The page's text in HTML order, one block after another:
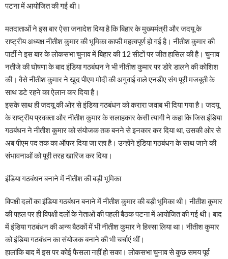
पटना में आयोजित की गई थी।
मतदाताओं ने इस बार ऐसा जनादेश दिया है कि बिहार के मुख्यमंत्री और जदयू के
राष्ट्रीय अध्यक्ष नीतीश कुमार की भूमिका काफी महत्वपूर्ण हो गई है। नीतीश कुमार की
पार्टी ने इस बार के लोकसभा चुनाव में बिहार की 12 सीटों पर जीत हासिल की है। चुनाव
नतीजे की घोषणा के बाद इंडिया गठबंधन ने भी नीतीश कुमार पर डोरे डालने की कोशिश
की। वैसे नीतीश कुमार ने खुद पीएम मोदी की अगुवाई वाले एनडीए संग पूरी मजबूती के
साथ डटे रहने का ऐलान कर दिया है।
इसके साथ ही जदयू की ओर से इंडिया गठबंधन को करारा जवाब भी दिया गया है। जदयू
के राष्ट्रीय प्रवक्ता और नीतीश कुमार के सलाहकार केसी त्यागी ने कहा कि जिस इंडिया
गठबंधन ने नीतीश कुमार को संयोजक तक बनने से इनकार कर दिया था, उसकी ओर से
अब पीएम पद तक का ऑफर दिया जा रहा है। उन्होंने इंडिया गठबंधन के साथ जाने की
संभावनाओं को पूरी तरह खारिज कर दिया।
इंडिया गठबंधन बनाने में नीतीश की बड़ी भूमिका
विपक्षी दलों का इंडिया गठबंधन बनाने में नीतीश कुमार की बड़ी भूमिका थी। नीतीश कुमार
की पहल पर ही विपक्षी दलों के नेताओं की पहली बैठक पटना में आयोजित की गई थी। बाद
में इंडिया गठबंधन की अन्य बैठकों में भी नीतीश कुमार ने हिस्सा लिया था। नीतीश कुमार
को इंडिया गठबंधन का संयोजक बनाने की भी चर्चाएं थीं।
हालांकि बाद में इस पर कोई फैसला नहीं हो सका। लोकसभा चुनाव से कुछ समय पूर्व